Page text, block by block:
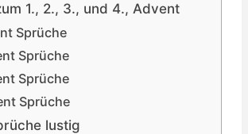
1., 2., 3., und 4., Advent
Sprüche
Sprüche
Sprüche
Sprüche
lustig